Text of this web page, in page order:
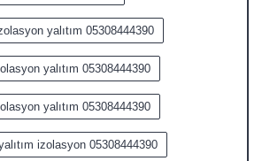
yalıtım 05308444390
yalıtım 05308444390
yalıtım 05308444390
izolasyon 05308444390